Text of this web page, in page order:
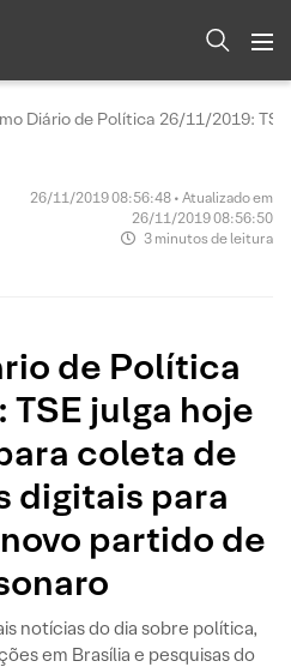
Diário de Política 26/11/2019:
26/11/2019 08:56:48 • Atualizado em
26/11/2019 08:56:50
3 minutos de leitura
de Política
julga hoje
coleta de
digitais para
partido de
notícias do dia sobre política,
em Brasília e pesquisas do